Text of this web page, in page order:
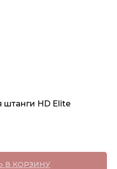
HD Elite
В КОРЗИНУ